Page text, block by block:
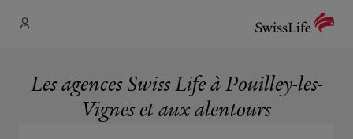
Les agences Swiss Life à Pouilley-les-
Vignes et aux alentours